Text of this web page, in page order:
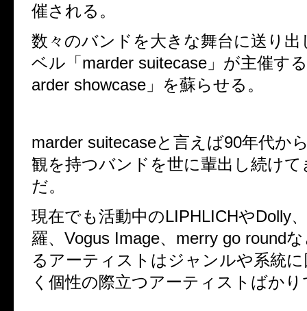
催される。
数々のバンドを大きな舞台に送り
ベル「marder suitecase 」が主催す
arder showcase 」を蘇らせる。
marder suitecaseと言えば90年代か
観を持つバンドを世に輩出し続け
だ。
現在でも活動中のLIPHLICHやDolly、
羅、 Vogus Image、 merry go round
るアーティストはジャンルや系統
く個性の際立つアーティストばか